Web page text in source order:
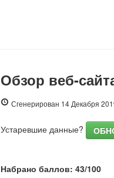
Обзор веб-
Сгенерирован 14 Декабря
Устаревшие данные?
Набрано баллов: 43/100